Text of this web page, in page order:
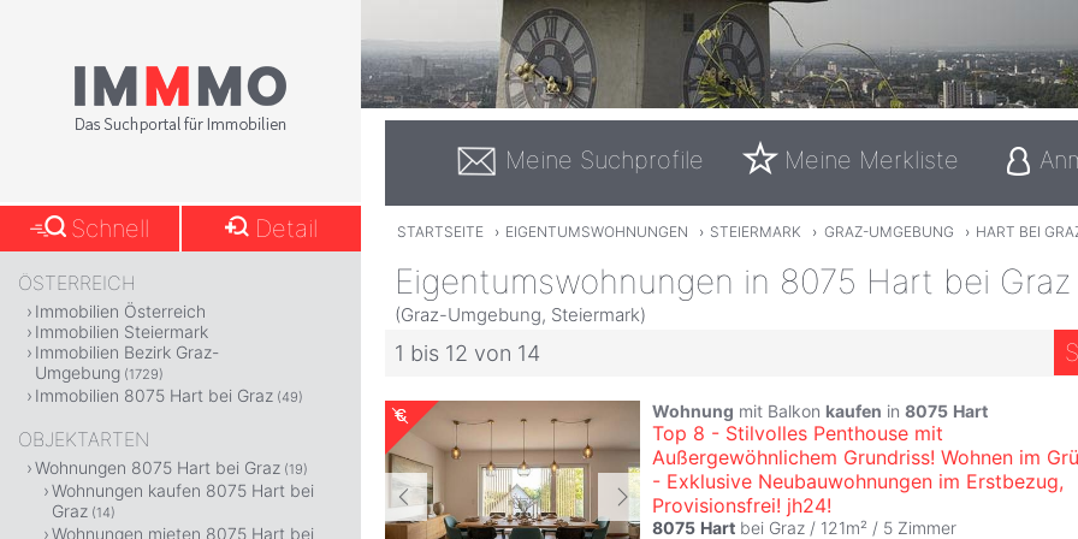
Meine Suchprofile Meine Merkliste
STARTSEITE › EIGENTUMSWOHNUNGEN › STEIERMARK › GRAZ-UMGEBUNG › HART BEI
Eigentumswohnungen in 8075 Hart bei Graz
(Graz-Umgebung, Steiermark)
1 bis 12 von 14
Wohnung mit Balkon kaufen in 8075 Hart
Top 8 - Stilvolles Penthouse mit
Außergewöhnlichem Grundriss! Wohnen im
- Exklusive Neubauwohnungen im Erstbezug,
Provisionsfrei! jh24!
8075 Hart bei Graz / 121m² / 5 Zimmer
Schnell Detail
ÖSTERREICH
Immobilien Österreich
Immobilien Steiermark
Immobilien Bezirk Graz-
Umgebung (1729)
Immobilien 8075 Hart bei Graz (49)
OBJEKTARTEN
Wohnungen 8075 Hart bei Graz (19)
Wohnungen kaufen 8075 Hart bei
Graz (14)
Wohnungen mieten 8075 Hart bei